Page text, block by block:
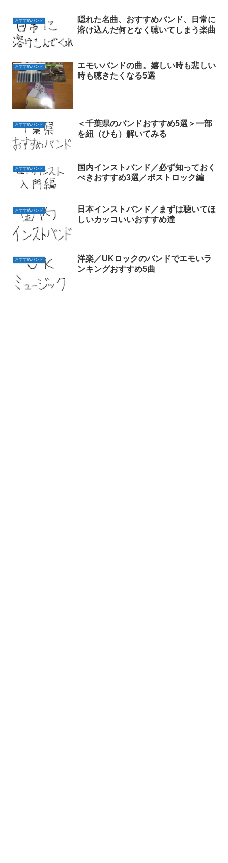
おすすめバンド
隠れた名曲、おすすめバンド、日常に
溶け込んだ何となく聴いてしまう楽曲
おすすめバンド
エモいバンドの曲。嬉しい時も悲しい
時も聴きたくなる5選
おすすめバンド
＜千葉県のバンドおすすめ5選＞一部
を紐（ひも）解いてみる
おすすめバンド
国内インストバンド／必ず知っておく
べきおすすめ3選／ポストロック編
おすすめバンド
日本インストバンド／まずは聴いてほ
しいカッコいいおすすめ達
おすすめバンド
洋楽／UKロックのバンドでエモいラ
ンキングおすすめ5曲